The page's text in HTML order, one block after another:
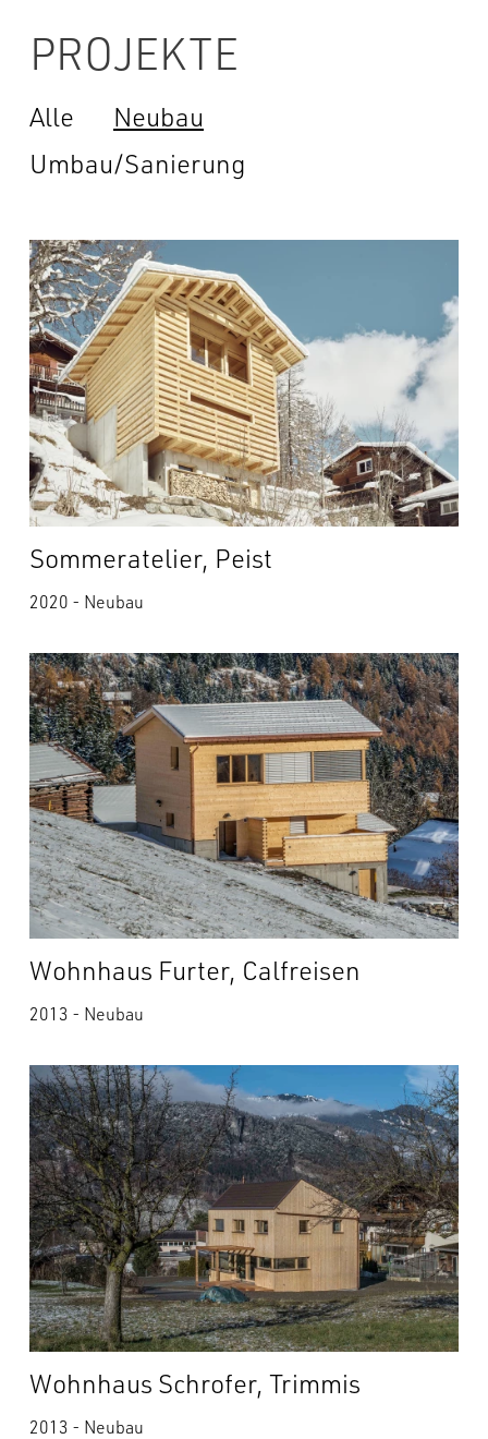
PROJEKTE
Alle
Neubau
Umbau/Sanierung
Sommeratelier, Peist
2020 - Neubau
Wohnhaus Furter, Calfreisen
2013 - Neubau
Wohnhaus Schrofer, Trimmis
2013 - Neubau